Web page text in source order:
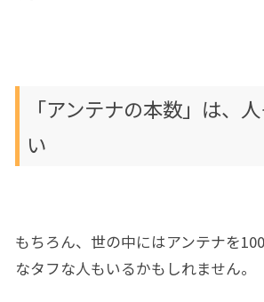
「アンテナの本数」は、
い
もちろん、世の中にはアンテナを
なタフな人もいるかもしれません。